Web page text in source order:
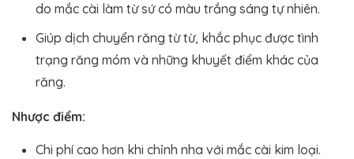
do mắc cài làm từ sứ có màu trắng sáng tự nhiên.
Giúp dịch chuyển răng từ từ, khắc phục được tình
trạng răng móm và những khuyết điểm khác của
răng.
Nhược điểm:
Chi phí cao hơn khi chỉnh nha với mắc cài kim loại.